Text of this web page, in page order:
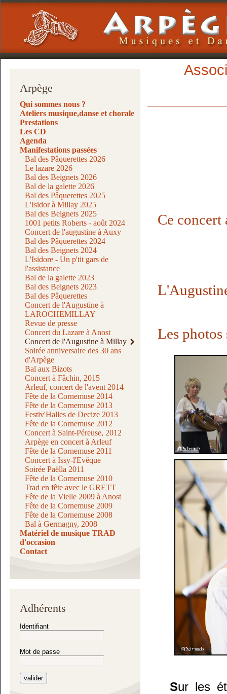
Arpège
Qui sommes nous ?
Ateliers musique,danse et chorale
Prestations
Les CD
Agenda
Manifestations passées
Bal des Pâquerettes 2026
Le lazare 2026
Bal des Beignets 2026
Bal de la galette 2026
Bal des Pâquerettes 2025
L'Isidor à Millay 2025
Bal des Beignets 2025
1001 petits Roberts - août 2024
Concert de l'augustine à Auxy
Bal des Pâquerettes 2024
Bal des Beignets 2024
L'Isidore - Un p'tit gars de
l'assistance
Bal de la galette 2023
Bal des Beignets 2023
Bal des Pâquerettes
Concert de l'Augustine à
LAROCHEMILLAY
Revue de presse
Concert du Lazare à Anost
Concert de l'Augustine à Millay
Soirée anniversaire des 30 ans
d'Arpège
Bal aux Bizots
Concert à Fâchin, 2015
Arleuf, concert de l'avent 2014
Fête de la Cornemuse 2014
Fête de la Cornemuse 2013
Festiv'Halles de Decize 2013
Fête de la Cornemuse 2012
Concert à Saint-Péreuse, 2012
Arpège en concert à Arleuf
Fête de la Cornemuse 2011
Concert à Issy-l'Evêque
Soirée Paëlla 2011
Fête de la Cornemuse 2010
Trad en fête avec le GRETT
Fête de la Vielle 2009 à Anost
Fête de la Cornemuse 2009
Fête de la Cornemuse 2008
Bal à Germagny, 2008
Matériel de musique TRAD
d'occasion
Contact
Adhérents
Identifiant
Mot de passe
Ce
Les
Sur les